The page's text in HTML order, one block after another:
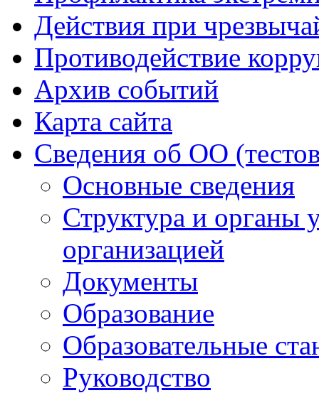
Действия при
Противодействие
Архив событий
Карта сайта
Сведения об ОО
Основные сведения
Структура и органы
организацией
Документы
Образование
Образовательные
Руководство